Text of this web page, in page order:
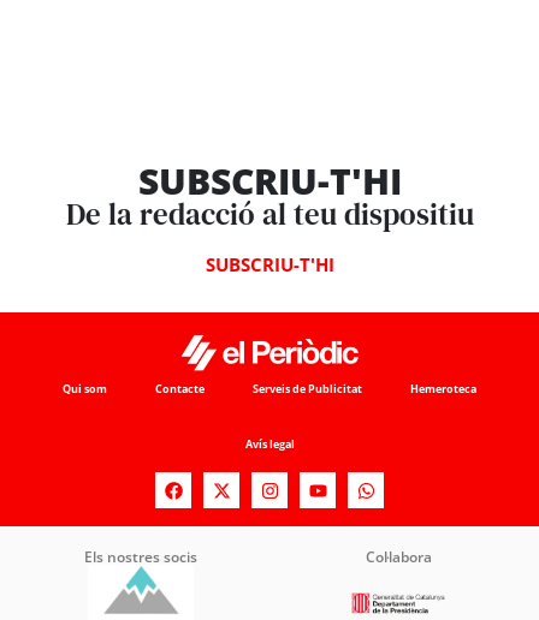
SUBSCRIU-T'HI
De la redacció al teu dispositiu
SUBSCRIU-T'HI
Qui som Contacte Serveis de Publicitat Hemeroteca
Avís legal
Els nostres socis Col·labora